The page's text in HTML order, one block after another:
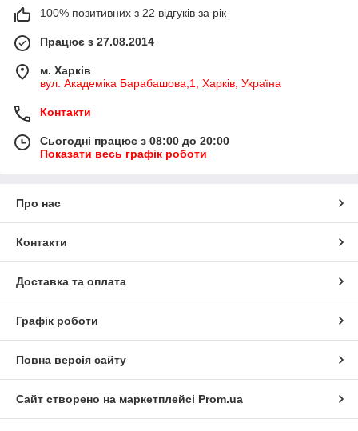
100% позитивних з 22 відгуків за рік
Працює з 27.08.2014
м. Харків
вул. Академіка Барабашова,1, Харків, Україна
Контакти
Сьогодні працює з 08:00 до 20:00
Показати весь графік роботи
Про нас
Контакти
Доставка та оплата
Графік роботи
Повна версія сайту
Сайт створено на маркетплейсі Prom.ua